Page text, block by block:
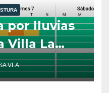
por lluvias
Villa La
VLA